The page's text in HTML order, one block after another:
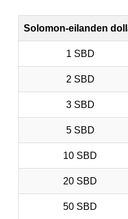
Solomon-eilanden
1 SBD
2 SBD
3 SBD
5 SBD
10 SBD
20 SBD
50 SBD